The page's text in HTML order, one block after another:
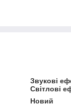
Звукові
Світлові
Новий